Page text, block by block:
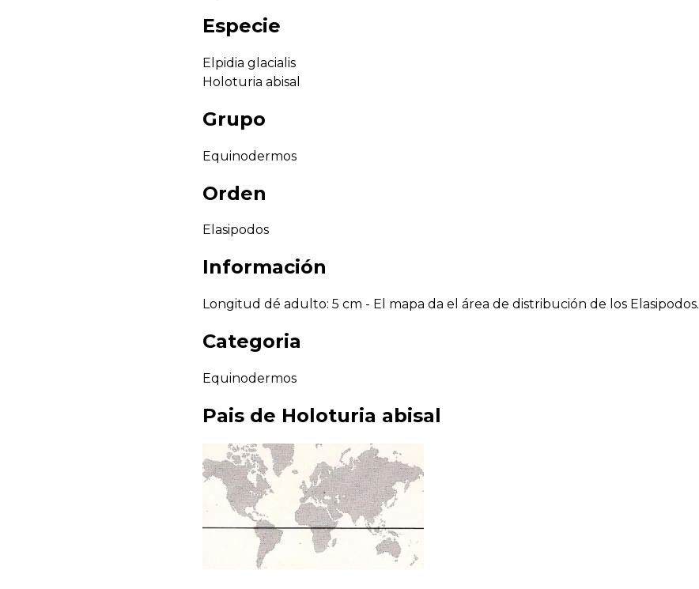
Especie
Elpidia glacialis
Holoturia abisal
Grupo
Equinodermos
Orden
Elasipodos
Información
Longitud dé adulto: 5 cm - El mapa da el área de distribución de los Elasipodos.
Categoria
Equinodermos
Pais de Holoturia abisal